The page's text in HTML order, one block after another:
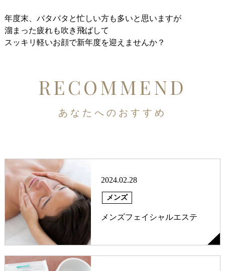
年度末、バタバタと忙しい方も多いと思いますが
溜まった疲れも吹き飛ばして
スッキリ軽いお顔で新年度を迎えませんか？
RECOMMEND
あなたへのおすすめ
2024.02.28
メンズ
メンズフェイシャルエステ